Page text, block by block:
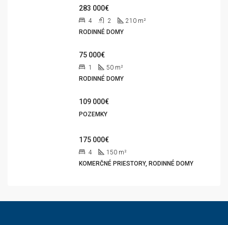
283 000€
4 2 210 m²
RODINNÉ DOMY
75 000€
1 50 m²
RODINNÉ DOMY
109 000€
POZEMKY
175 000€
4 150 m²
KOMERČNÉ PRIESTORY, RODINNÉ DOMY